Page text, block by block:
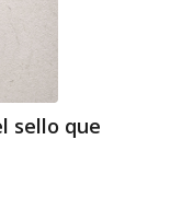
sello que